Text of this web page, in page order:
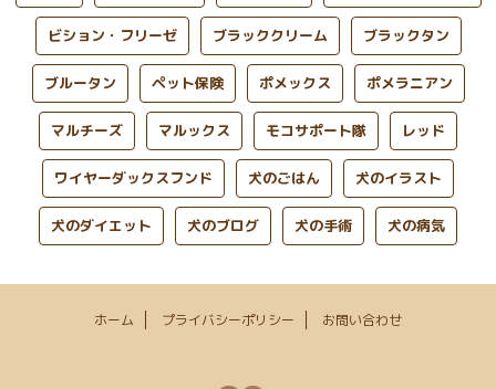
ビション・フリーゼ ブラッククリーム ブラックタン
ブルータン ペット保険 ポメックス ポメラニアン
マルチーズ マルックス モコサポート隊 レッド
ワイヤーダックスフンド 犬のごはん 犬のイラスト
犬のダイエット 犬のブログ 犬の手術 犬の病気
ホーム プライバシーポリシー お問い合わせ